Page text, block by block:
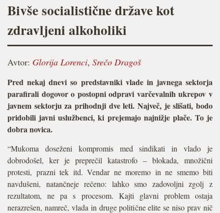
Bivše socialistične države kot
zdravljeni alkoholiki
Avtor: Glorija Lorenci, Srečo Dragoš
Pred nekaj dnevi so predstavniki vlade in javnega sektorja
parafirali dogovor o postopni odpravi varčevalnih ukrepov v
javnem sektorju za prihodnji dve leti. Največ, je slišati, bodo
pridobili javni uslužbenci, ki prejemajo najnižje plače. To je
dobra novica.
“Mukoma doseženi kompromis med sindikati in vlado je
dobrodošel, ker je preprečil katastrofo – blokada, množični
protesti, prazni tek itd. Vendar ne moremo in ne smemo biti
navdušeni, natančneje rečeno: lahko smo zadovoljni zgolj z
rezultatom, ne pa s procesom. Kajti glavni problem ostaja
nerazrešen, namreč, vlada in druge politične elite se niso prav nič